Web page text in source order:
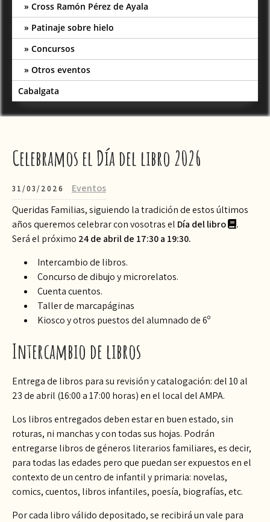
Cross Ramón Pérez de Ayala
Patinaje sobre hielo
Concursos
Otros eventos
Cabalgata
Celebramos el Día del libro 2026
31/03/2026
Eventos
Queridas Familias, siguiendo la tradición de estos últimos
años queremos celebrar con vosotras el Día del libro
.
Será el próximo 24 de abril de 17:30 a 19:30.
Intercambio de libros.
Concurso de dibujo y microrelatos.
Cuenta cuentos.
Taller de marcapáginas
Kiosco y otros puestos del alumnado de 6º
Intercambio de libros
Entrega de libros para su revisión y catalogación: del 10 al
23 de abril (16:00 a 17:00 horas) en el local del AMPA.
Los libros entregados deben estar en buen estado, sin
roturas, ni manchas y con todas sus hojas. Podrán
entregarse libros de géneros literarios familiares, es decir,
para todas las edades pero que puedan ser expuestos en el
contexto de un centro de infantil y primaria: novelas,
comics, cuentos, libros infantiles, poesía, biografías, etc.
Por cada libro válido depositado, se recibirá un vale para